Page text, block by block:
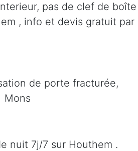
pas de clef de boîte
, info et devis gratuit par
de porte fracturée,
Mons
nuit 7j/7 sur Houthem .